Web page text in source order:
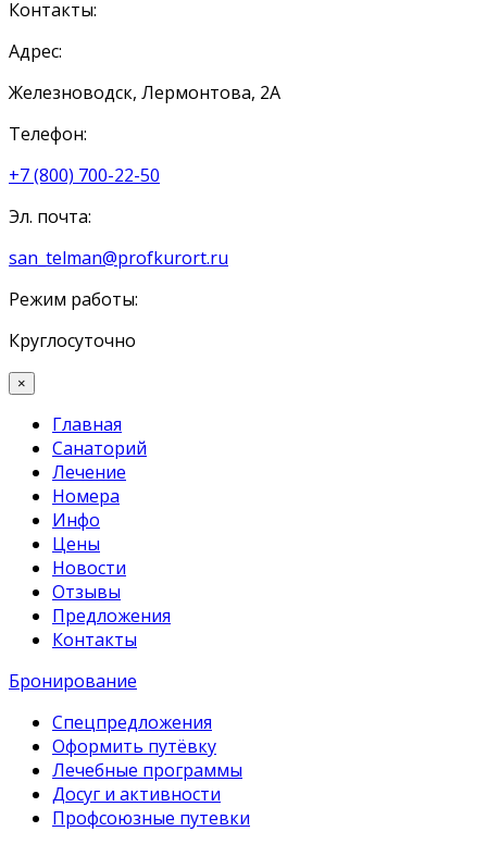
Контакты:
Адрес:
Железноводск, Лермонтова, 2А
Телефон:
+7 (800) 700-22-50
Эл. почта:
san_telman@profkurort.ru
Режим работы:
Круглосуточно
×
Главная
Санаторий
Лечение
Номера
Инфо
Цены
Новости
Отзывы
Предложения
Контакты
Бронирование
Спецпредложения
Оформить путёвку
Лечебные программы
Досуг и активности
Профсоюзные путевки